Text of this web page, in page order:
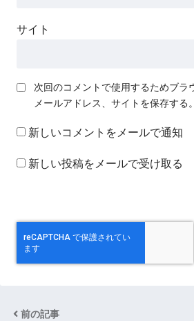
サイト
次回のコメントで使用するためブラ
メールアドレス、サイトを保存する。
新しいコメントをメールで通知
新しい投稿をメールで受け取る
前の記事